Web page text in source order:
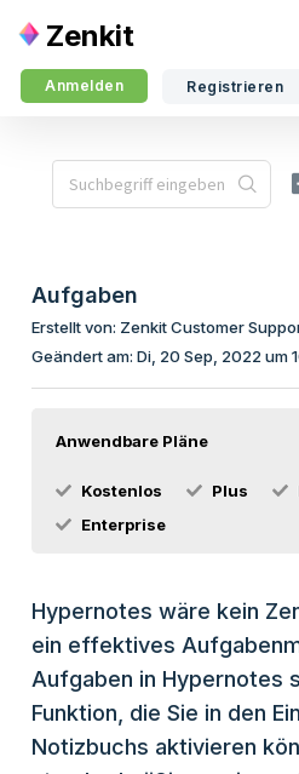
Zenkit
Anmelden Registrieren
Aufgaben
Erstellt von: Zenkit Customer
Geändert am: Di, 20 Sep, 2022 um
Anwendbare Pläne
Kostenlos Plus
Enterprise
Hypernotes wäre kein
ein effektives
Aufgaben in Hypernotes
Funktion, die Sie in den
Notizbuchs aktivieren